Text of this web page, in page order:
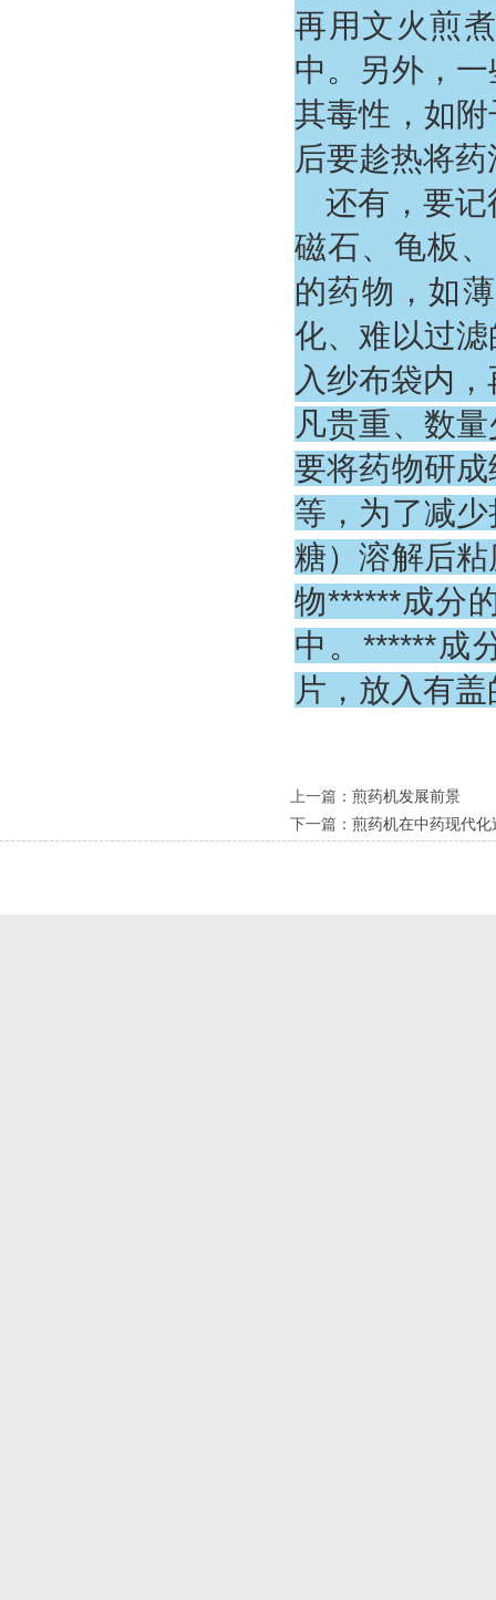
再用文火煎
中。另外，
其毒性，如
后要趁热将
还有，要
磁石、龟板
的药物，如
化、难以过
入纱布袋内
凡贵重、数
要将药物研
等，为了减
糖）溶解后
物******成分
中。******成
片，放入有
上一篇 ： 煎药机发展前景
下一篇 ： 煎药机在中药现代